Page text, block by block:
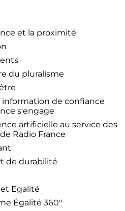
et la proximité
du pluralisme
information de confiance
s'engage
artificielle au service des
Radio France
de durabilité
Egalité
Égalité 360°